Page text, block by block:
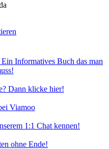
Informatives Buch das man
Dann klicke hier!
Viamoo
1:1 Chat kennen!
ohne Ende!